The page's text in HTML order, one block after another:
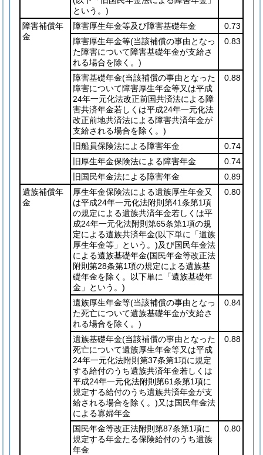
という。)
障害補償年
金
障害厚生年金等及び障害基礎年金
0.73
障害厚生年金等(当該補償の事由となっ
た障害について障害基礎年金が支給さ
れる場合を除く。)
0.83
障害基礎年金(当該補償の事由となった
障害について障害厚生年金等又は平成
24年一元化法改正前国共済法による障
害共済年金若しくは平成24年一元化法
改正前地共済法による障害共済年金が
支給される場合を除く。)
0.88
旧船員保険法による障害年金
0.74
旧厚生年金保険法による障害年金
0.74
旧国民年金法による障害年金
0.89
遺族補償年
金
厚生年金保険法による遺族厚生年金又
は平成24年一元化法附則第41条第1項
の規定による遺族共済年金若しくは平
成24年一元化法附則第65条第1項の規
定による遺族共済年金(以下単に「遺族
厚生年金等」という。)及び国民年金法
による遺族基礎年金(国民年金等改正法
附則第28条第1項の規定による遺族基
礎年金を除く。以下単に「遺族基礎年
金」という。)
0.80
遺族厚生年金等(当該補償の事由となっ
た死亡について遺族基礎年金が支給さ
れる場合を除く。)
0.84
遺族基礎年金(当該補償の事由となった
死亡について遺族厚生年金等又は平成
24年一元化法附則第37条第1項に規定
する給付のうち遺族共済年金若しくは
平成24年一元化法附則第61条第1項に
規定する給付のうち遺族共済年金が支
給される場合を除く。)又は国民年金法
による寡婦年金
0.88
国民年金等改正法附則第87条第1項に
規定する年金たる保険給付のうち遺族
年金
0.80